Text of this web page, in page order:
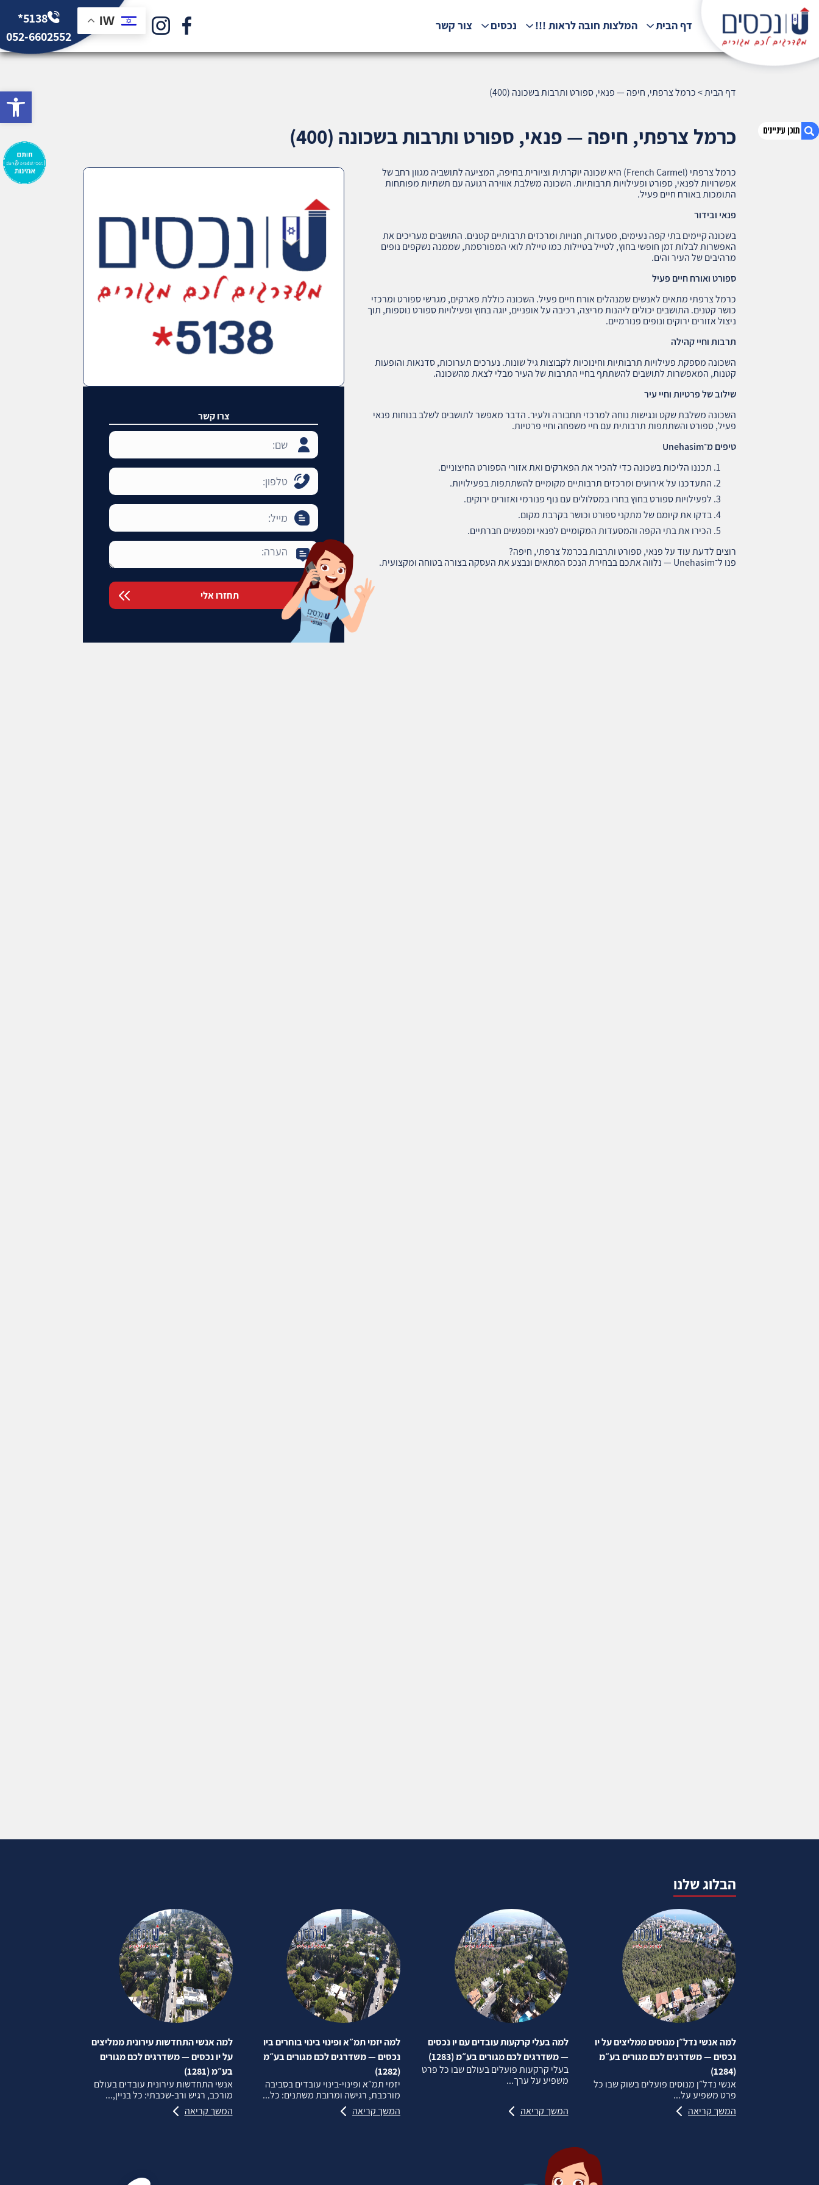
1. כרמל צרפתי, חיפה — פנאי, ספורט ותרבות
דף הבית המלצות חובה לראות !!! נכסים צור קשר IW
*5138
052-6602552
דף הבית>כרמל צרפתי, חיפה — פנאי, ספורט ותרבות בשכונה (400)
כרמל צרפתי, חיפה — פנאי, ספורט ותרבות בשכונה (400)
כרמל צרפתי (French Carmel) היא שכונה יוקרתית וציורית בחיפה, המציעה לתושביה מגוון רחב של
אפשרויות לפנאי, ספורט ופעילויות תרבותיות. השכונה משלבת אווירה רגועה עם תשתיות מפותחות
התומכות באורח חיים פעיל.
פנאי ובידור
בשכונה קיימים בתי קפה נעימים, מסעדות, חנויות ומרכזים תרבותיים קטנים. התושבים מעריכים את
האפשרות לבלות זמן חופשי בחוץ, לטייל בטיילות כמו טיילת לואי המפורסמת, שממנה נשקפים נופים
מרהיבים של העיר והים.
ספורט ואורח חיים פעיל
כרמל צרפתי מתאים לאנשים שמנהלים אורח חיים פעיל. השכונה כוללת פארקים, מגרשי ספורט ומרכזי
כושר קטנים. התושבים יכולים ליהנות מריצה, רכיבה על אופניים, יוגה בחוץ ופעילויות ספורט נוספות, תוך
ניצול אזורים ירוקים ונופים פנורמיים.
תרבות וחיי קהילה
השכונה מספקת פעילויות תרבותיות וחינוכיות לקבוצות גיל שונות. נערכים תערוכות, סדנאות והופעות
קטנות, המאפשרות לתושבים להשתתף בחיי התרבות של העיר מבלי לצאת מהשכונה.
שילוב של פרטיות וחיי עיר
השכונה משלבת שקט ונגישות נוחה למרכזי תחבורה ולעיר. הדבר מאפשר לתושבים לשלב בנוחות פנאי
פעיל, ספורט והשתתפות תרבותית עם חיי משפחה וחיי פרטיות.
טיפים מ־Unehasim
תכננו הליכות בשכונה כדי להכיר את הפארקים ואת אזורי הספורט החיצוניים.
התעדכנו על אירועים ומרכזים תרבותיים מקומיים להשתתפות בפעילויות.
לפעילויות ספורט בחוץ בחרו במסלולים עם נוף פנורמי ואזורים ירוקים.
בדקו את קיומם של מתקני ספורט וכושר בקרבת מקום.
הכירו את בתי הקפה והמסעדות המקומיים לפנאי ומפגשים חברתיים.
רוצים לדעת עוד על פנאי, ספורט ותרבות בכרמל צרפתי, חיפה?
פנו ל־Unehasim — נלווה אתכם בבחירת הנכס המתאים ונבצע את העסקה בצורה בטוחה ומקצועית.
צרו קשר
הבלוג שלנו
למה אנשי נדל״ן מנוסים ממליצים על יו
נכסים — משדרגים לכם מגורים בע״מ
(1284)
אנשי נדל״ן מנוסים פועלים בשוק שבו כל
פרט משפיע על...
המשך קריאה
למה בעלי קרקעות עובדים עם יו נכסים
— משדרגים לכם מגורים בע״מ (1283)
בעלי קרקעות פועלים בעולם שבו כל פרט
משפיע על ערך...
המשך קריאה
למה יזמי תמ״א ופינוי בינוי בוחרים ביו
נכסים — משדרגים לכם מגורים בע״מ
(1282)
יזמי תמ״א ופינוי‑בינוי עובדים בסביבה
מורכבת, רגישה ומרובת משתנים: כל...
המשך קריאה
למה אנשי התחדשות עירונית ממליצים
על יו נכסים — משדרגים לכם מגורים
בע״מ (1281)
אנשי התחדשות עירונית עובדים בעולם
מורכב, רגיש ורב‑שכבתי: כל בניין,...
המשך קריאה